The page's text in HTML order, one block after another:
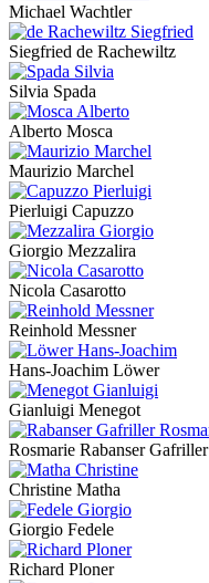
Michael Wachtler
Siegfried de Rachewiltz
Silvia Spada
Alberto Mosca
Maurizio Marchel
Pierluigi Capuzzo
Giorgio Mezzalira
Nicola Casarotto
Reinhold Messner
Hans-Joachim Löwer
Gianluigi Menegot
Rosmarie Rabanser Gafriller
Christine Matha
Giorgio Fedele
Richard Ploner